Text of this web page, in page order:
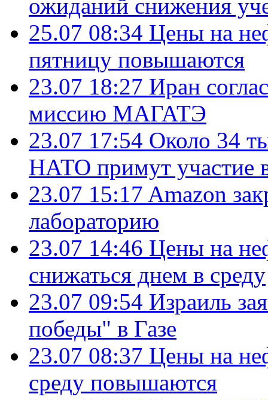
ожиданий снижения
25.07 08:34 Цены на
пятницу повышаются
23.07 18:27 Иран
миссию МАГАТЭ
23.07 17:54 Около 34
НАТО примут участие
23.07 15:17 Amazon
лабораторию
23.07 14:46 Цены на
снижаться днем в среду
23.07 09:54 Израиль
победы" в Газе
23.07 08:37 Цены на
среду повышаются